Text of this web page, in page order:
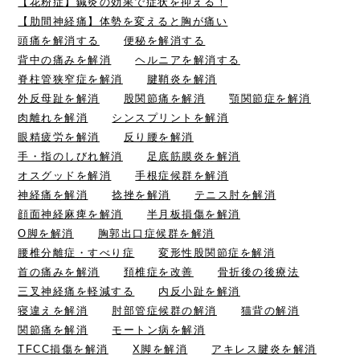
【肋間神経痛】体勢を変えると胸が痛い
頭痛を解消する
便秘を解消する
背中の痛みを解消
ヘルニアを解消する
脊柱管狭窄症を解消
腱鞘炎を解消
外反母趾を解消
股関節痛を解消
顎関節症を解消
肉離れを解消
シンスプリントを解消
眼精疲労を解消
反り腰を解消
手・指のしびれ解消
足底筋膜炎を解消
オスグッドを解消
手根症候群を解消
神経痛を解消
捻挫を解消
テニス肘を解消
顔面神経麻痺を解消
半月板損傷を解消
O脚を解消
胸郭出口症候群を解消
腰椎分離症・すべり症
変形性股関節症を解消
首の痛みを解消
頚椎症を改善
骨折後の後療法
三叉神経痛を軽減する
内反小趾を解消
寝違えを解消
肘部管症候群の解消
猫背の解消
関節痛を解消
モートン病を解消
TFCC損傷を解消
X脚を解消 アキレス腱炎を解消